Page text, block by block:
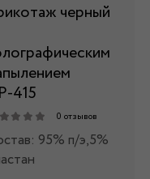
черный
415
0 отзывов
95% п/э,5%